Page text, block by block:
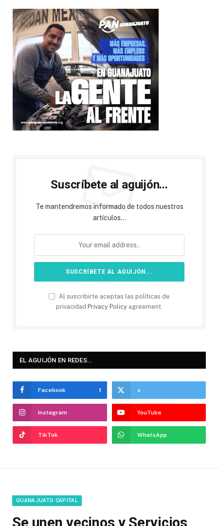
Suscríbete al aguijón...
Te mantendremos informado de todos nuestros
artículos...
Al suscribirte aceptas las políticas de
privacidad Privacy Policy agreement.
EL AGUIJÓN EN REDES…
Facebook 1 x
Instagram YouTube
TikTok WhatsApp
GUANAJUATO CAPITAL
Se unen vecinos y Servicios